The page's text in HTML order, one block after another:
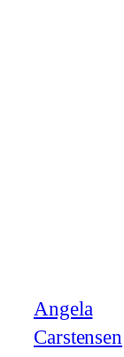
Angela
Carstensen